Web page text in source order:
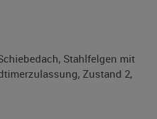
Stahlfelgen mit
Zustand 2,